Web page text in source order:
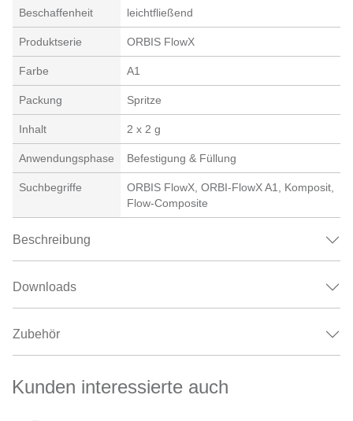
Beschaffenheit leichtfließend
Produktserie ORBIS FlowX
Farbe A1
Packung Spritze
Inhalt 2 x 2 g
Anwendungsphase Befestigung & Füllung
Suchbegriffe
ORBIS FlowX, ORBI-FlowX A1, Komposit,
Flow-Composite
Beschreibung
Downloads
Zubehör
Kunden interessierte auch